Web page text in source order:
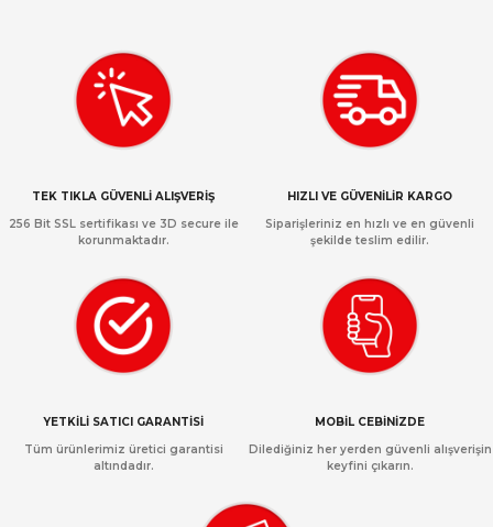
TEK TIKLA GÜVENLİ ALIŞVERİŞ
256 Bit SSL sertifikası ve 3D secure ile
korunmaktadır.
HIZLI VE GÜVENİLİR KARGO
Siparişleriniz en hızlı ve en güvenli
şekilde teslim edilir.
YETKİLİ SATICI GARANTİSİ
Tüm ürünlerimiz üretici garantisi
altındadır.
MOBİL CEBİNİZDE
Dilediğiniz her yerden güvenli alışverişin
keyfini çıkarın.